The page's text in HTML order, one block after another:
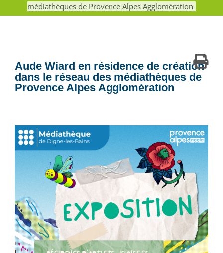
médiathèques de Provence Alpes Agglomération
Aude Wiard en résidence de création
dans le réseau des médiathèques de
Provence Alpes Agglomération